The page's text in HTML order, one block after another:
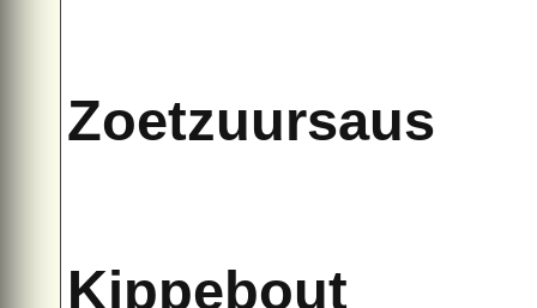
Zoetzuursaus
Kippebout